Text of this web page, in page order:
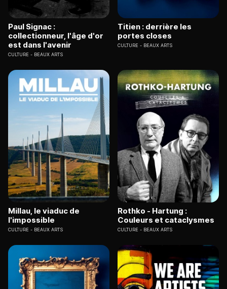
Paul Signac :
collectionneur, l'âge d'or
est dans l'avenir
CULTURE BEAUX ARTS
Titien : derrière les
portes closes
CULTURE BEAUX ARTS
Millau, le viaduc de
l'impossible
CULTURE BEAUX ARTS
Rothko - Hartung :
Couleurs et cataclysmes
CULTURE BEAUX ARTS